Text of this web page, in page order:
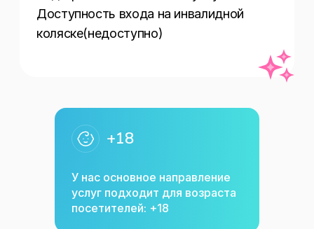
Доступность входа на инвалидной
коляске(недоступно)
+18
У нас основное направление
услуг подходит для возраста
посетителей: +18